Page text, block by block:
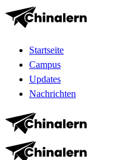
Startseite
Campus
Updates
Nachrichten